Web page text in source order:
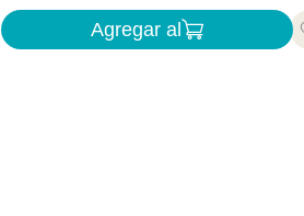
Agregar al